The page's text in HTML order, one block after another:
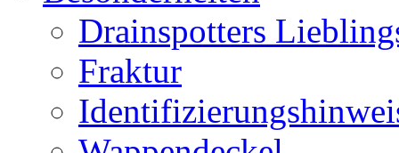
Drainspotters
Fraktur